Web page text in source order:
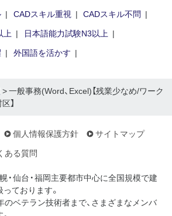
CADスキル重視
CADスキル不問
上
日本語能力試験N3以上
外国語を活かす
> 一般事務(Word、Excel)【残業少なめ/ワーク
】
個人情報保護方針
サイトマップ
ある質問
・仙台・福岡主要都市中心に全国規模で建
ております。
ベテラン技術者まで、さまざまなメンバ